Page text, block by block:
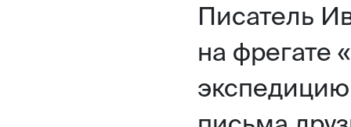
Писатель
на фрегате
экспедицию